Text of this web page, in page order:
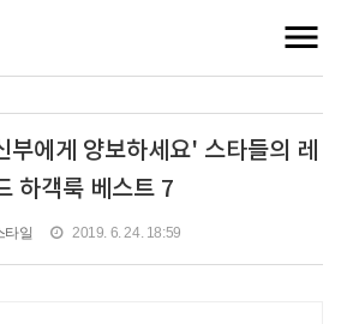
부에게 양보하세요' 스타들의 레
하객룩 베스트 7
타일 2019. 6. 24. 18:59